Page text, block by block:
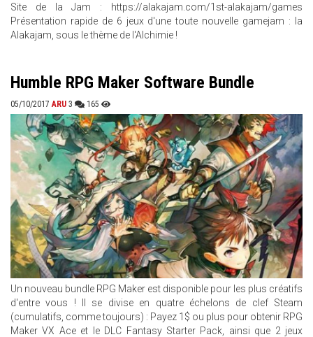
Site de la Jam : https://alakajam.com/1st-alakajam/games
Présentation rapide de 6 jeux d'une toute nouvelle gamejam : la
Alakajam, sous le thème de l'Alchimie !
Humble RPG Maker Software Bundle
05/10/2017 ARU 3 165
Un nouveau bundle RPG Maker est disponible pour les plus créatifs
d'entre vous ! Il se divise en quatre échelons de clef Steam
(cumulatifs, comme toujours) : Payez 1$ ou plus pour obtenir RPG
Maker VX Ace et le DLC Fantasy Starter Pack, ainsi que 2 jeux